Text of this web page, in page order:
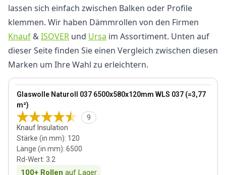
lassen sich einfach zwischen Balken oder Profile
klemmen. Wir haben Dämmrollen von den Firmen
Knauf &ISOVER und Ursa im Assortiment. Unten auf
dieser Seite finden Sie einen Vergleich zwischen diesen
Marken um Ihre Wahl zu erleichtern.
Glaswolle Naturoll 037 6500x580x120mm WLS 037 (=3,77
m²)
9
Knauf Insulation
Stärke (in mm): 120
Länge (in mm): 6500
Rd-Wert: 3.2
100+ Rollen auf Lager
View product